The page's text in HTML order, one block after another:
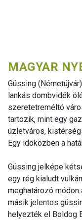
MAGYAR
Güssing
lankás dombvidék
szeretetreméltó
tartozik, mint egy
üzletváros,
Egy idoközben a
Güssing jelképe
egy rég kialudt
meghatározó módon
másik jelentos
helyezték el Boldog